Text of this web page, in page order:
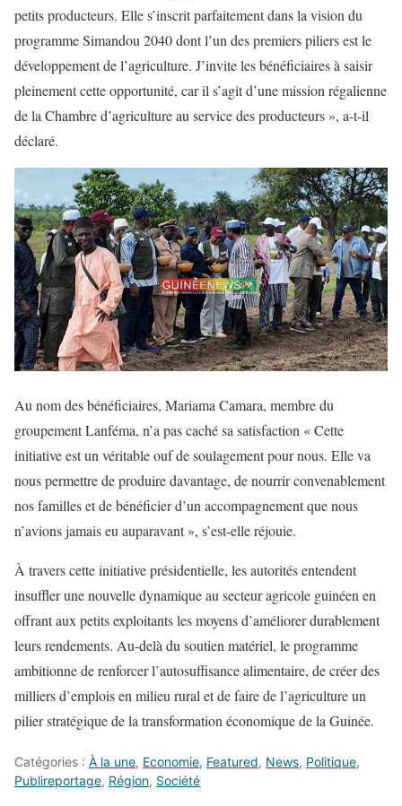
petits producteurs. Elle s’inscrit parfaitement dans la vision du
programme Simandou 2040 dont l’un des premiers piliers est le
développement de l’agriculture. J’invite les bénéficiaires à saisir
pleinement cette opportunité, car il s’agit d’une mission régalienne
de la Chambre d’agriculture au service des producteurs », a-t-il
déclaré.
Au nom des bénéficiaires, Mariama Camara, membre du
groupement Lanféma, n’a pas caché sa satisfaction « Cette
initiative est un véritable ouf de soulagement pour nous. Elle va
nous permettre de produire davantage, de nourrir convenablement
nos familles et de bénéficier d’un accompagnement que nous
n’avions jamais eu auparavant », s’est-elle réjouie.
À travers cette initiative présidentielle, les autorités entendent
insuffler une nouvelle dynamique au secteur agricole guinéen en
offrant aux petits exploitants les moyens d’améliorer durablement
leurs rendements. Au-delà du soutien matériel, le programme
ambitionne de renforcer l’autosuffisance alimentaire, de créer des
milliers d’emplois en milieu rural et de faire de l’agriculture un
pilier stratégique de la transformation économique de la Guinée.
Catégories : À la une, Economie, Featured, News, Politique,
Publireportage, Région, Société